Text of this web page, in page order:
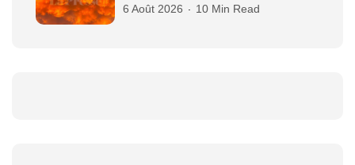
6 Août 2026 10 Min Read